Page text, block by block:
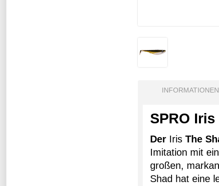
INFORMATIONEN
SPRO
Der Iris The
Imitation mit
großen,
Shad hat eine